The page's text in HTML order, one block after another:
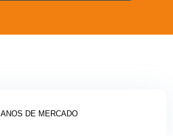
ANOS DE MERCADO